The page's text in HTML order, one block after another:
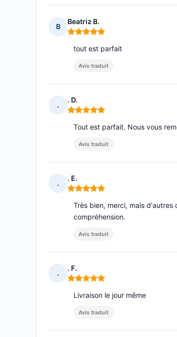
B
Beatriz B.
Note : 5 sur 5
tout est parfait
Avis traduit
.
. D.
Note : 5 sur 5
Tout est parfait. Nous vous
Avis traduit
.
. E.
Note : 5 sur 5
Très bien, merci, mais
compréhension.
Avis traduit
.
. F.
Note : 5 sur 5
Livraison le jour même
Avis traduit